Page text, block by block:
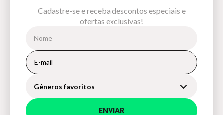
Cadastre-se e receba descontos especiais e
ofertas exclusivas!
Gêneros favoritos
ENVIAR